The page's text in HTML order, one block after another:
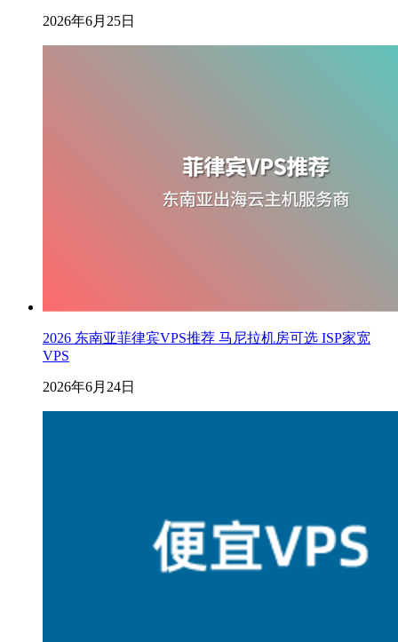
2026年6月25日
2026 东南亚菲律宾VPS推荐 马尼拉机房可选 ISP家宽
VPS
2026年6月24日